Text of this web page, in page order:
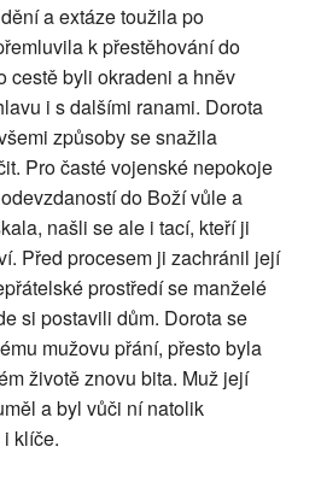
a extáze toužila po
k přestěhování do
cestě byli okradeni a hněv
i s dalšími ranami. Dorota
způsoby se snažila
Pro časté vojenské nepokoje
do Boží vůle a
našli se ale i tací, kteří ji
Před procesem ji zachránil její
prostředí se manželé
si postavili dům. Dorota se
mužovu přání, přesto byla
životě znovu bita. Muž její
a byl vůči ní natolik
klíče.